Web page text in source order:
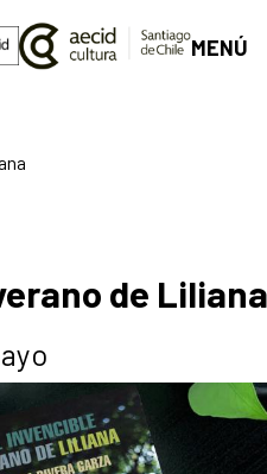
MENÚ
de Liliana